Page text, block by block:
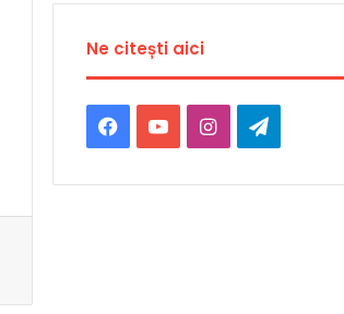
Ne citești aici
Facebook
YouTubeInstagramTelegram